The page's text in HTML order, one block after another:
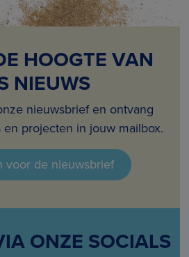
HOOGTE VAN
NIEUWS
nieuwsbrief en ontvang
projecten in jouw mailbox.
voor de nieuwsbrief
ONZE SOCIALS